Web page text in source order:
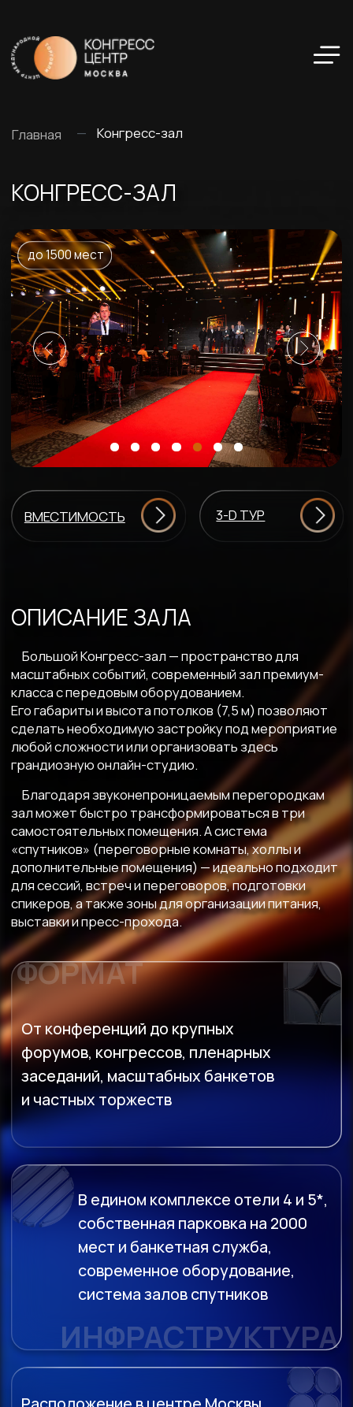
КОНГРЕСС-ЗАЛ
до 1500 мест
От конференций до крупных
форумов, конгрессов, пленарных
заседаний, масштабных банкетов
ФОРМАТ
ОПИСАНИЕ ЗАЛА
Большой Конгресс-зал — пространство для
класса с передовым оборудованием.
Его габариты и высота потолков (7,5 м) позволяют
сделать необходимую застройку под мероприятие
любой сложности или организовать здесь
«спутников» (переговорные комнаты, холлы и
дополнительные помещения) — идеально подходит
выставки и пресс-прохода.
ВМЕСТИМОСТЬ 3-D ТУР
ИНФРАСТРУКТУРА
В едином комплексе отели 4 и 5*,
собственная парковка на 2000
мест и банкетная служба,
современное оборудование,
система залов спутников
Расположение в центре Москвы,
в пешей доступности метро «Улица
1905 года» и «Деловой центр»,
рядом набережная и парк,
возможность подъезда и разгрузки
РАСПОЛОЖЕНИЕ
Ежегодно более 300 значимых мероприятий
проходят в залах Конгресс-центра ЦМТ.
Многие из ивентов попадают на первые
полосы крупнейших СМИ — мы по праву
гордимся своим портфолио событий
федерального уровня
ВИДЕО-ПРЕЗЕНТАЦИЯ